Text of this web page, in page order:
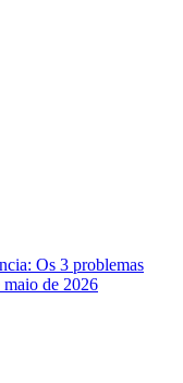
Os 3 problemas
maio de 2026